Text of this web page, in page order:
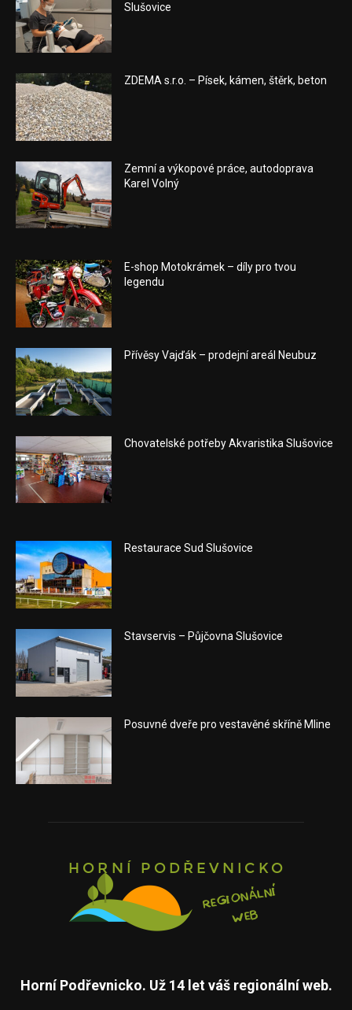
Slušovice
ZDEMA s.r.o. – Písek, kámen, štěrk, beton
Zemní a výkopové práce, autodoprava
Karel Volný
E-shop Motokrámek – díly pro tvou
legendu
Přívěsy Vajďák – prodejní areál Neubuz
Chovatelské potřeby Akvaristika Slušovice
Restaurace Sud Slušovice
Stavservis – Půjčovna Slušovice
Posuvné dveře pro vestavěné skříně Mline
Horní Podřevnicko. Už 14 let váš regionální web.